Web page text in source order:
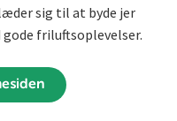
sig til at byde jer
friluftsoplevelser.